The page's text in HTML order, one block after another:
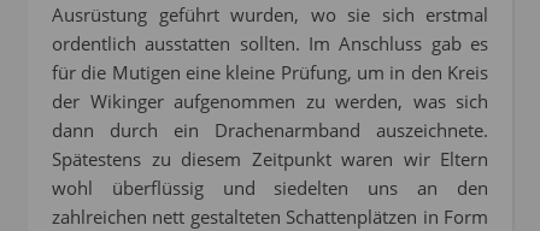
Ausrüstung geführt wurden, wo sie sich erstmal
ordentlich ausstatten sollten. Im Anschluss gab es
für die Mutigen eine kleine Prüfung, um in den Kreis
der Wikinger aufgenommen zu werden, was sich
dann durch ein Drachenarmband auszeichnete.
Spätestens zu diesem Zeitpunkt waren wir Eltern
wohl überflüssig und siedelten uns an den
zahlreichen nett gestalteten Schattenplätzen in Form